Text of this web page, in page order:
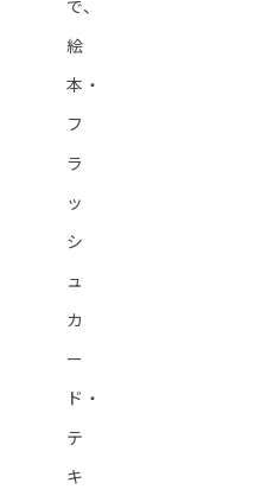
で、
絵
本・
フ
ラ
ッ
シ
ュ
カ
ー
ド・
テ
キ